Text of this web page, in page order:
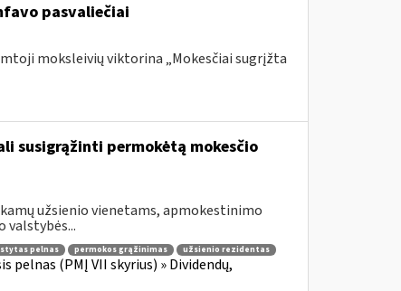
pasvaliečiai
moksleivių viktorina „Mokesčiai sugrįžta
susigrąžinti permokėtą mokesčio
užsienio vienetams, apmokestinimo
valstybės...
pelnas permokos grąžinimas užsienio rezidentas
pelnas (PMĮ VII skyrius) » Dividendų,